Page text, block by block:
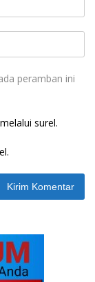
peramban ini
surel.